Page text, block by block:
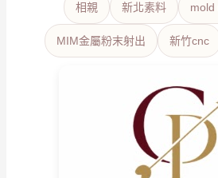
相親 新北素料 mold
MIM金屬粉末射出 新竹cnc